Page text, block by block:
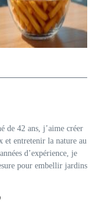
de 42 ans, j’aime créer
et entretenir la nature au
d’expérience, je
pour embellir jardins